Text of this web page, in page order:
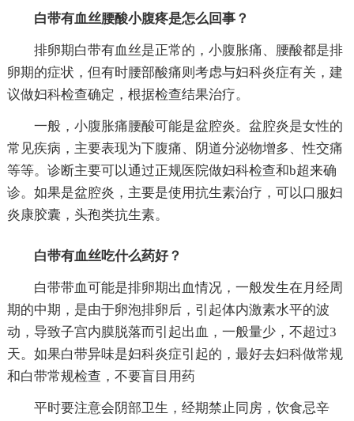
白带有血丝腰酸小腹疼是怎么回事？
排卵期白带有血丝是正常的，小腹胀痛、腰酸都是排
卵期的症状，但有时腰部酸痛则考虑与妇科炎症有关，建
议做妇科检查确定，根据检查结果治疗。
一般，小腹胀痛腰酸可能是盆腔炎。盆腔炎是女性的
常见疾病，主要表现为下腹痛、阴道分泌物增多、性交痛
等等。诊断主要可以通过正规医院做妇科检查和b超来确
诊。如果是盆腔炎，主要是使用抗生素治疗，可以口服妇
炎康胶囊，头孢类抗生素。
白带有血丝吃什么药好？
白带带血可能是排卵期出血情况，一般发生在月经周
期的中期，是由于卵泡排卵后，引起体内激素水平的波
动，导致子宫内膜脱落而引起出血，一般量少，不超过3
天。如果白带异味是妇科炎症引起的，最好去妇科做常规
和白带常规检查，不要盲目用药
平时要注意会阴部卫生，经期禁止同房，饮食忌辛